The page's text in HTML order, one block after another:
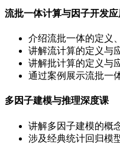
流批一体计算与因子开发
介绍流批一体的定义
讲解流计算的定义与
讲解批计算的定义与
通过案例展示流批一
多因子建模与推理深度课
讲解多因子建模的概
涉及经典统计回归模